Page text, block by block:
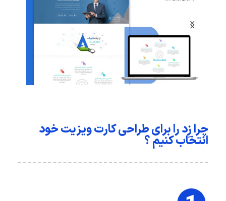
چرا زِد را برای طراحی کارت ویزیت خود
انتخاب کنیم ؟